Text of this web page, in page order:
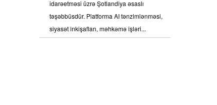
idarəetməsi üzrə Şotlandiya əsaslı
təşəbbüsdür. Platforma AI tənzimlənməsi,
siyasət inkişafları, məhkəmə işləri...